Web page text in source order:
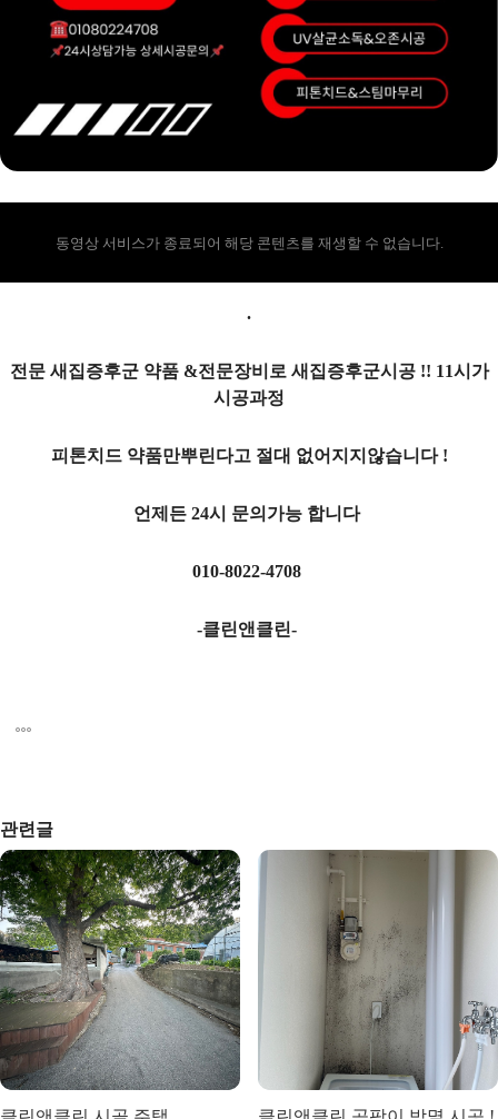
동영상 서비스가 종료되어 해당 콘텐츠를 재생할 수 없습니다.
.
전문 새집증후군 약품 &전문장비로 새집증후군시공 !! 11시가
시공과정
피톤치드 약품만뿌린다고 절대 없어지지않습니다 !
언제든 24시 문의가능 합니다
010-8022-4708
-클린앤클린-
관련글